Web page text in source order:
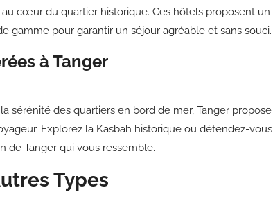
cœur du quartier historique. Ces hôtels proposent un
gamme pour garantir un séjour agréable et sans souci.
à Tanger
sérénité des quartiers en bord de mer, Tanger propose
Explorez la Kasbah historique ou détendez-vous
de Tanger qui vous ressemble.
Types